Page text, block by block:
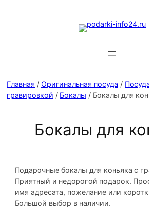
Главная / Оригинальная посуда /
гравировкой / Бокалы / Бокалы для
Бокалы для
Подарочные бокалы для коньяка с
Приятный и недорогой подарок.
имя адресата, пожелание или
Большой выбор в наличии.